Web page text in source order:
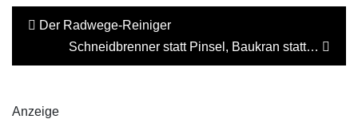
Der Radwege-Reiniger
Schneidbrenner statt Pinsel, Baukran statt…
Anzeige